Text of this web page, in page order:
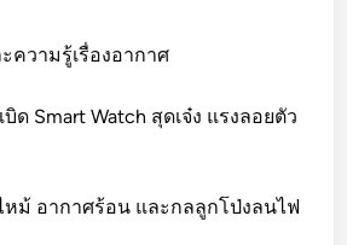
ความรู้เรื่องอากาศ
ด Smart Watch สุดเจ๋ง แรงลอยตัว
ไหม้ อากาศร้อน และกลลูกโป่งลนไฟ